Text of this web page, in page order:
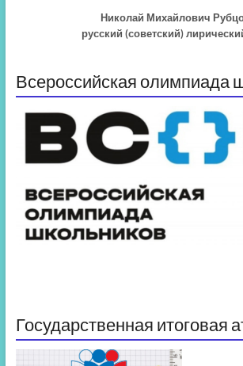
Николай Михайлович
русский (советский)
Всероссийская олимпиада
Государственная итоговая